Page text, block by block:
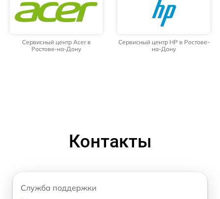
Сервисный центр Acer в
Ростове-на-Дону
Сервисный центр HP в Ростове-
на-Дону
Контакты
Служба поддержки